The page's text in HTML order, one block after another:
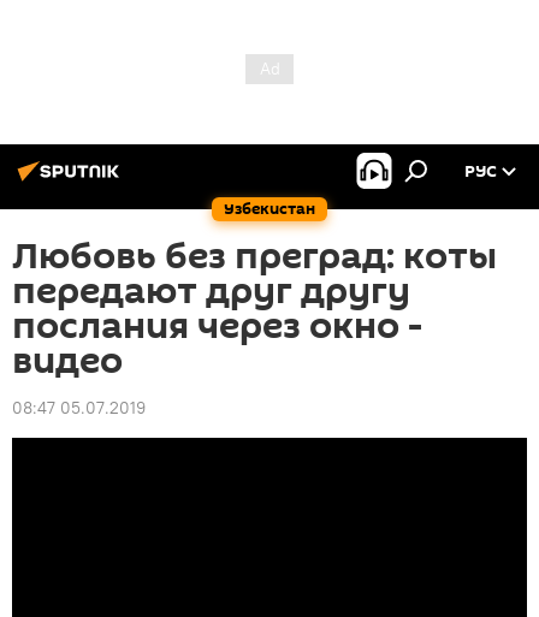
Узбекистан
РУС
Любовь без преград: коты
передают друг другу
послания через окно -
видео
08:47 05.07.2019